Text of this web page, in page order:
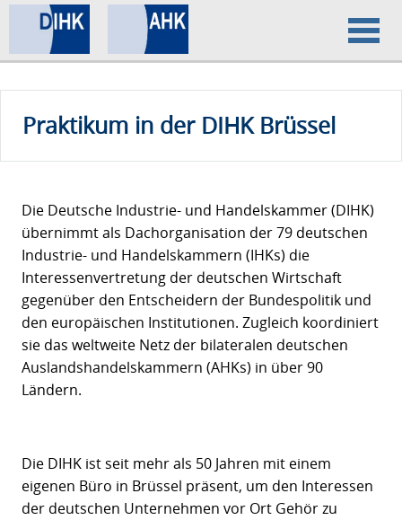
Datenschutz
Impressum
Praktikum in der DIHK Brüssel
Die Deutsche Industrie- und Handelskammer (DIHK)
übernimmt als Dachorganisation der 79 deutschen
Industrie- und Handelskammern (IHKs) die
Interessenvertretung der deutschen Wirtschaft
gegenüber den Entscheidern der Bundespolitik und
den europäischen Institutionen. Zugleich koordiniert
sie das weltweite Netz der bilateralen deutschen
Auslandshandelskammern (AHKs) in über 90
Ländern.
Die DIHK ist seit mehr als 50 Jahren mit einem
eigenen Büro in Brüssel präsent, um den Interessen
der deutschen Unternehmen vor Ort Gehör zu